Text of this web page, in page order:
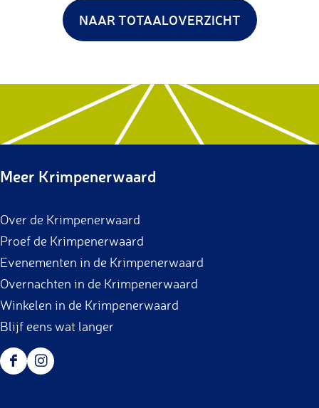
NAAR TOTAALOVERZICHT
Meer Krimpenerwaard
Over de Krimpenerwaard
Proef de Krimpenerwaard
Evenementen in de Krimpenerwaard
Overnachten in de Krimpenerwaard
Winkelen in de Krimpenerwaard
Blijf eens wat langer
F
I